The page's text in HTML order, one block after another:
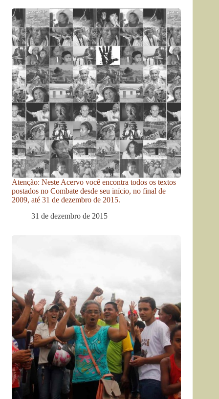
Atenção: Neste Acervo você encontra todos os textos
postados no Combate desde seu início, no final de
2009, até 31 de dezembro de 2015.
31 de dezembro de 2015